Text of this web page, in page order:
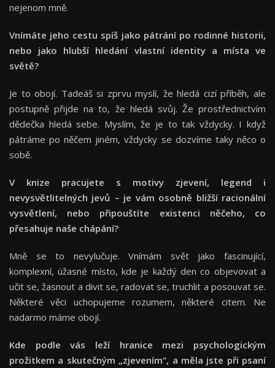
nejenom mně.
Vnímáte jeho cestu spíš jako pátrání po rodinné historii,
nebo jako hlubší hledání vlastní identity a místa ve
světě?
Je to obojí. Tadeáš si zprvu myslí, že hledá cizí příběh, ale
postupně přijde na to, že hledá svůj. Že prostřednictvím
dědečka hledá sebe. Myslím, že je to tak vždycky. I když
pátráme po něčem jiném, vždycky se dozvíme taky něco o
sobě.
V knize pracujete s motivy zjevení, legend i
nevysvětlitelných jevů – je vám osobně bližší racionální
vysvětlení, nebo připouštíte existenci něčeho, co
přesahuje naše chápání?
Mně se to nevylučuje. Vnímám svět jako fascinující,
komplexní, úžasné místo, kde je každý den co objevovat a
učit se, žasnout a divit se, radovat se, truchlit a posouvat se.
Některé věci uchopujeme rozumem, některé citem. Ne
nadarmo máme obojí.
Kde podle vás leží hranice mezi psychologickým
prožitkem a skutečným „zjevením“, a měla jste při psaní